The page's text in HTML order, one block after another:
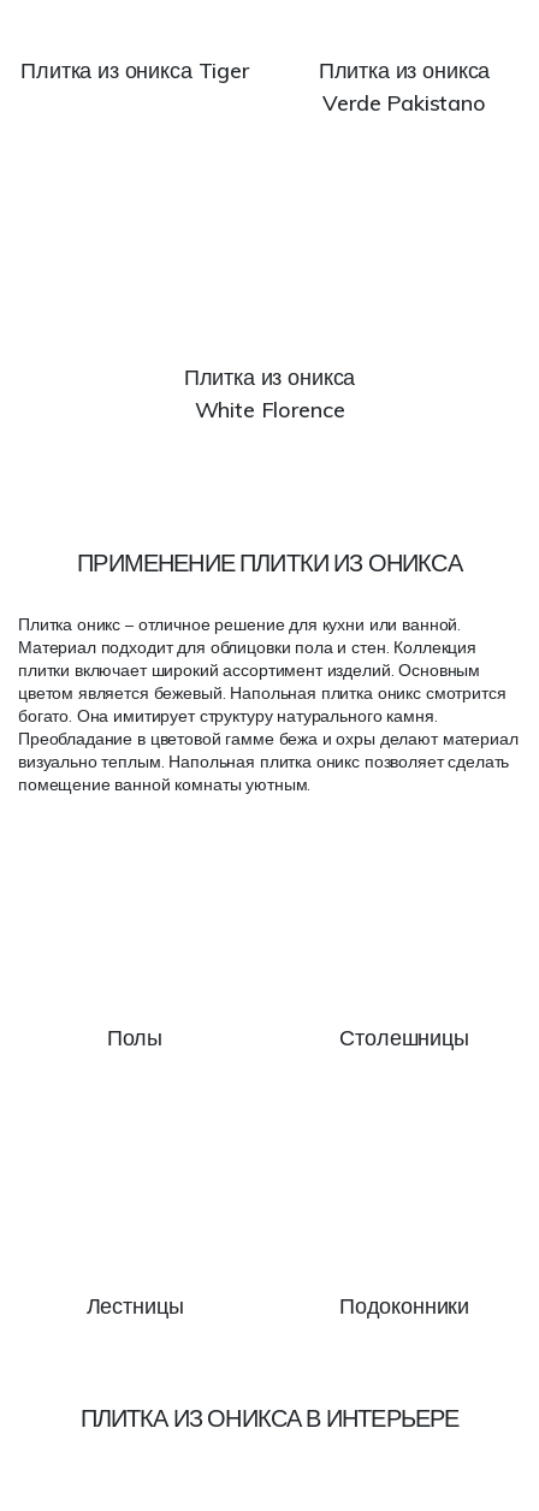
Плитка из оникса Tiger
Плитка из оникса
Verde Pakistano
Плитка из оникса
White Florence
ПРИМЕНЕНИЕ ПЛИТКИ ИЗ ОНИКСА
Плитка оникс – отличное решение для кухни или ванной.
Материал подходит для облицовки пола и стен. Коллекция
плитки включает широкий ассортимент изделий. Основным
цветом является бежевый. Напольная плитка оникс смотрится
богато. Она имитирует структуру натурального камня.
Преобладание в цветовой гамме бежа и охры делают материал
визуально теплым. Напольная плитка оникс позволяет сделать
помещение ванной комнаты уютным.
Полы Столешницы
Лестницы Подоконники
ПЛИТКА ИЗ ОНИКСА В ИНТЕРЬЕРЕ